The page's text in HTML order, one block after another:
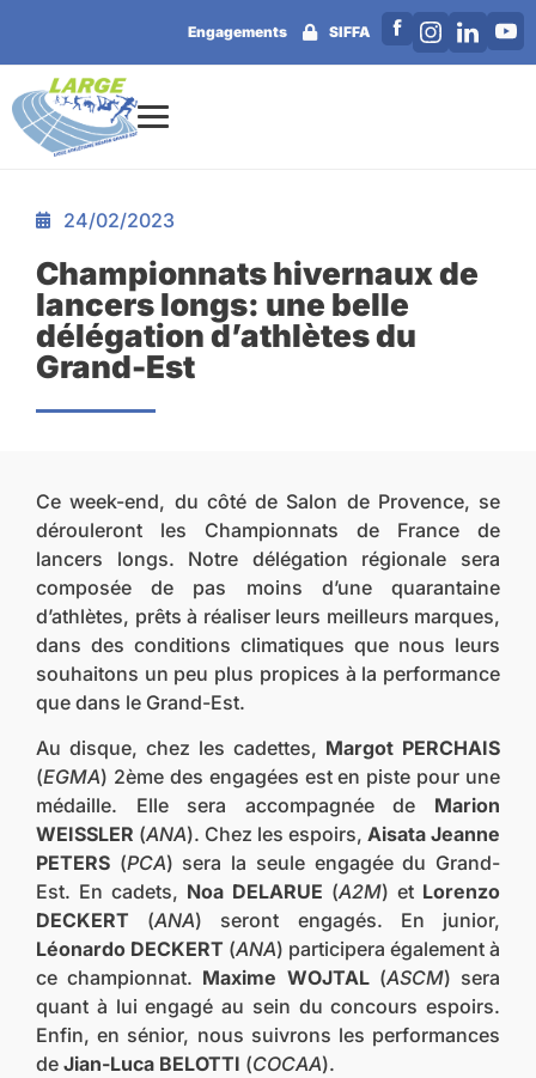
Engagements SIFFA
24/02/2023
Championnats hivernaux de
lancers longs: une belle
délégation d’athlètes du
Grand-Est
Ce week-end, du côté de Salon de Provence, se
dérouleront les Championnats de France de
lancers longs. Notre délégation régionale sera
composée de pas moins d’une quarantaine
d’athlètes, prêts à réaliser leurs meilleurs marques,
dans des conditions climatiques que nous leurs
souhaitons un peu plus propices à la performance
que dans le Grand-Est.
Au disque, chez les cadettes, Margot PERCHAIS
(EGMA) 2ème des engagées est en piste pour une
médaille. Elle sera accompagnée de Marion
WEISSLER (ANA). Chez les espoirs, Aisata Jeanne
PETERS (PCA) sera la seule engagée du Grand-
Est. En cadets, Noa DELARUE (A2M) et Lorenzo
DECKERT (ANA) seront engagés. En junior,
Léonardo DECKERT (ANA) participera également à
ce championnat. Maxime WOJTAL(ASCM) sera
quant à lui engagé au sein du concours espoirs.
Enfin, en sénior, nous suivrons les performances
de Jian-Luca BELOTTI (COCAA).